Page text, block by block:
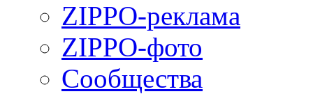
ZIPPO-реклама
ZIPPO-фото
Сообщества